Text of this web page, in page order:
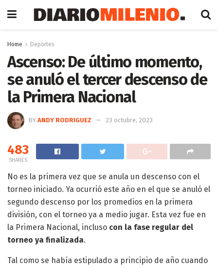
Home Deportes
Ascenso: De último momento,
se anuló el tercer descenso de
la Primera Nacional
BY ANDY RODRIGUEZ 23 octubre, 2023
483
SHARES
No es la primera vez que se anula un descenso con el
torneo iniciado. Ya ocurrió este año en el que se anuló el
segundo descenso por los promedios en la primera
división, con el torneo ya a medio jugar. Esta vez fue en
la Primera Nacional, incluso con la fase regular del
torneo ya finalizada.
Tal como se había estipulado a principio de año cuando